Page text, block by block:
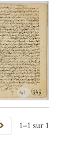
1–1 sur 1